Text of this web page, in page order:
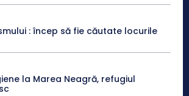
: încep să fie căutate locurile
la Marea Neagră, refugiul